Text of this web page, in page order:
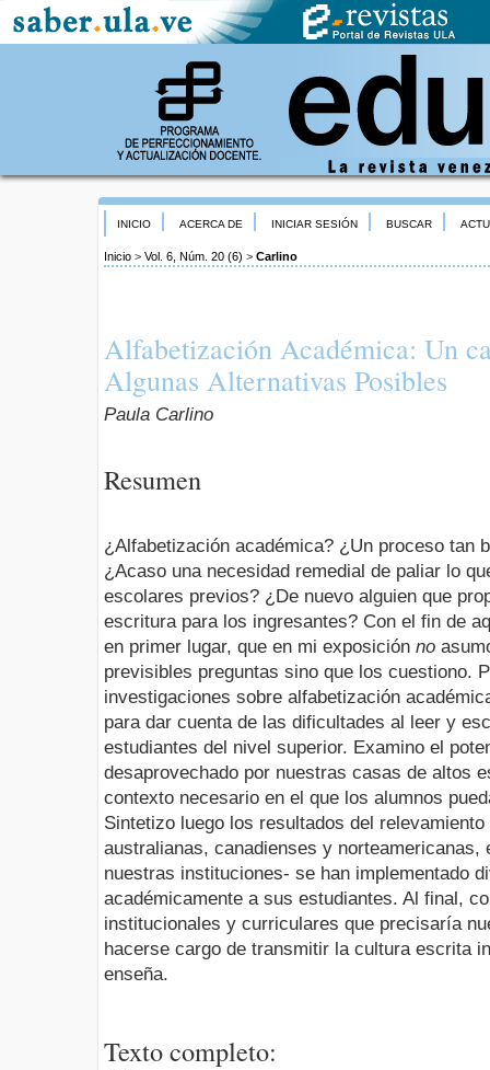
INICIO ACERCA DE INICIAR SESIÓN BUSCAR
Inicio > Vol. 6, Núm. 20 (6) > Carlino
Alfabetización Académica: Un
Algunas Alternativas Posibles
Paula Carlino
Resumen
¿Alfabetización académica? ¿Un proceso tan
¿Acaso una necesidad remedial de paliar lo
escolares previos? ¿De nuevo alguien que
escritura para los ingresantes? Con el fin de
en primer lugar, que en mi exposición no
previsibles preguntas sino que los cuestiono.
investigaciones sobre alfabetización
para dar cuenta de las dificultades al leer y
estudiantes del nivel superior. Examino el
desaprovechado por nuestras casas de altos
contexto necesario en el que los alumnos
Sintetizo luego los resultados del
australianas, canadienses y norteamericanas,
nuestras instituciones- se han implementado
académicamente a sus estudiantes. Al final,
institucionales y curriculares que precisaría
hacerse cargo de transmitir la cultura escrita
enseña.
Texto completo: